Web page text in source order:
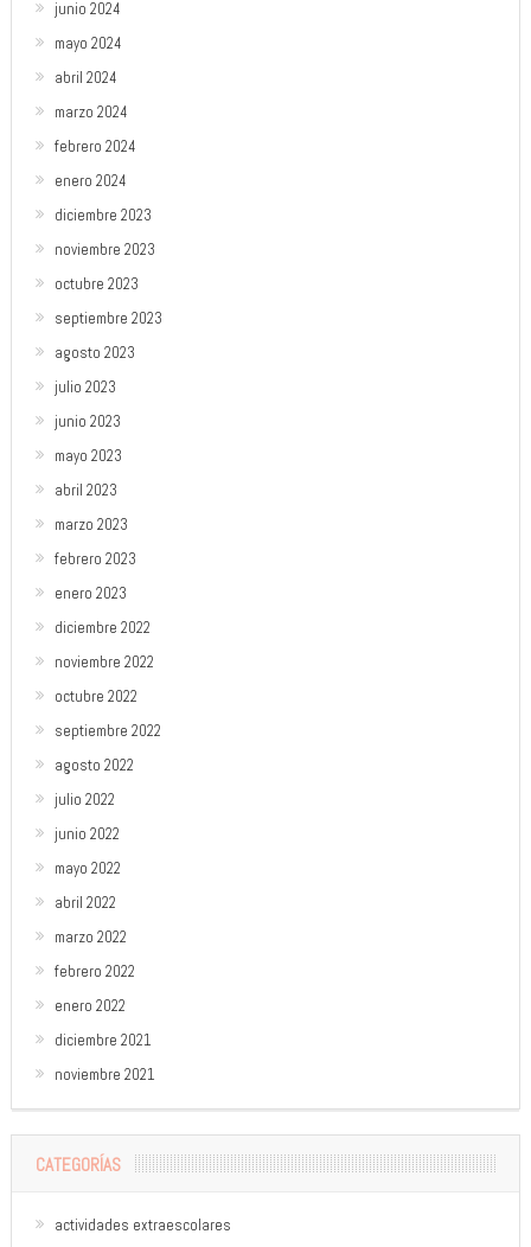
junio 2024
mayo 2024
abril 2024
marzo 2024
febrero 2024
enero 2024
diciembre 2023
noviembre 2023
octubre 2023
septiembre 2023
agosto 2023
julio 2023
junio 2023
mayo 2023
abril 2023
marzo 2023
febrero 2023
enero 2023
diciembre 2022
noviembre 2022
octubre 2022
septiembre 2022
agosto 2022
julio 2022
junio 2022
mayo 2022
abril 2022
marzo 2022
febrero 2022
enero 2022
diciembre 2021
noviembre 2021
CATEGORÍAS
actividades extraescolares